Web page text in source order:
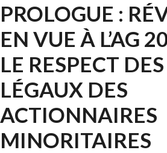
PROLOGUE :
EN VUE À L’AG
LE RESPECT
LÉGAUX DES
ACTIONNAIRES
MINORITAIRES